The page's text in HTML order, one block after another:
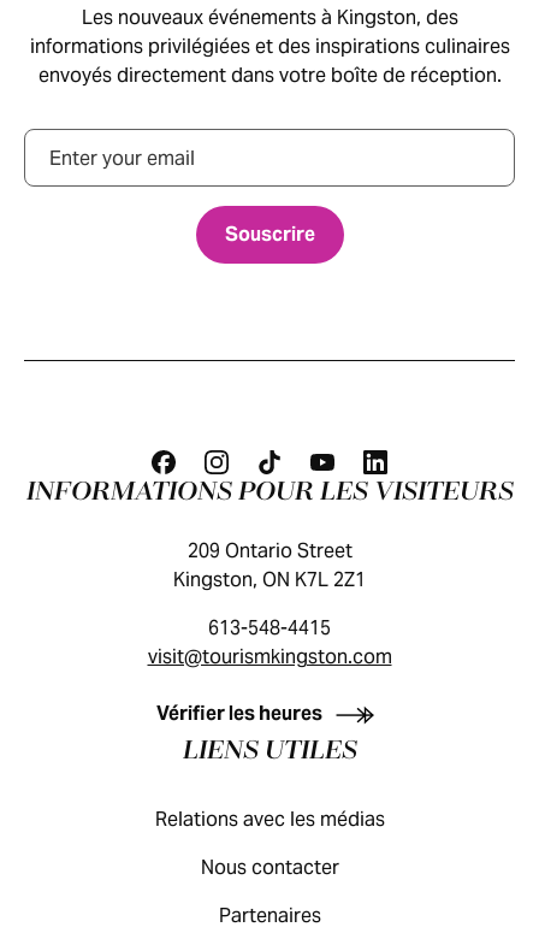
Les nouveaux événements à Kingston, des
informations privilégiées et des inspirations culinaires
envoyés directement dans votre boîte de réception.
Courriel
GUIDE DES VISITEURS
INFORMATIONS POUR LES VISITEURS
209 Ontario Street
Kingston, ON K7L 2Z1
613-548-4415
visit@tourismkingston.com
Vérifier les heures
LIENS UTILES
Relations avec les médias
Nous contacter
Partenaires